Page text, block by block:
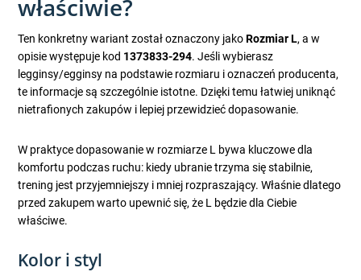
właściwie?
Ten konkretny wariant został oznaczony jakoRozmiar L, a w
opisie występuje kod 1373833-294. Jeśli wybierasz
legginsy/egginsy na podstawie rozmiaru i oznaczeń producenta,
te informacje są szczególnie istotne. Dzięki temu łatwiej uniknąć
nietrafionych zakupów i lepiej przewidzieć dopasowanie.
W praktyce dopasowanie w rozmiarze L bywa kluczowe dla
komfortu podczas ruchu: kiedy ubranie trzyma się stabilnie,
trening jest przyjemniejszy i mniej rozpraszający. Właśnie dlatego
przed zakupem warto upewnić się, że L będzie dla Ciebie
właściwe.
Kolor i styl